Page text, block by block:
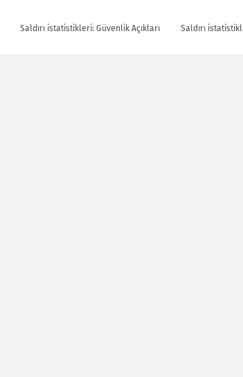
Saldırı istatistikleri: Güvenlik Açıkları Saldırı